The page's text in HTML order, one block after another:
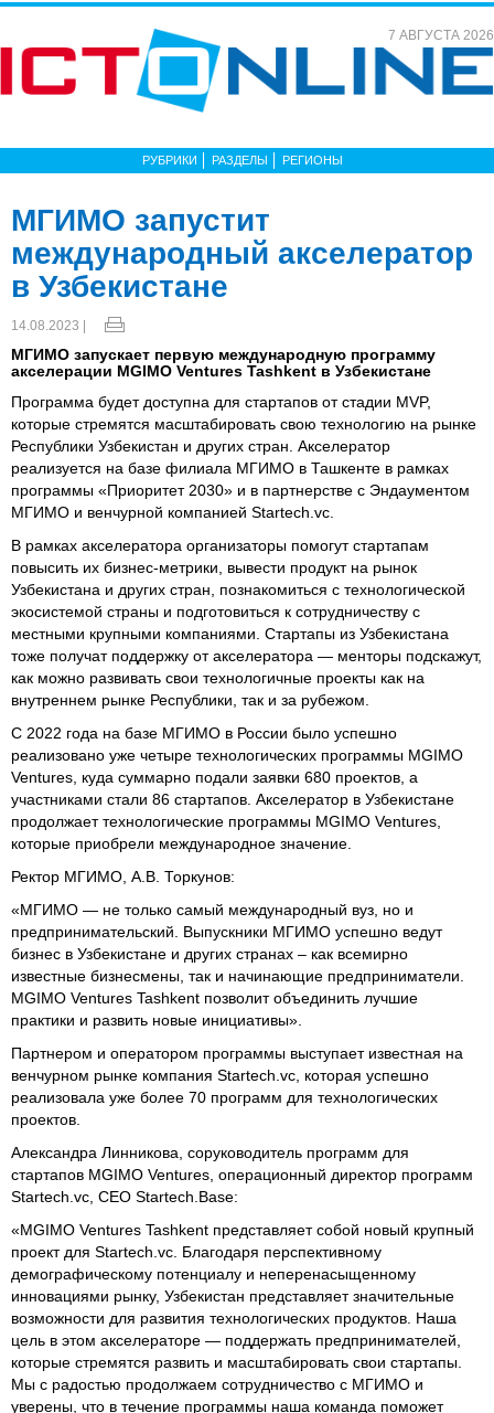
7 АВГУСТА 2026
РУБРИКИ РАЗДЕЛЫ РЕГИОНЫ
МГИМО запустит
международный акселератор
в Узбекистане
14.08.2023 |
МГИМО запускает первую международную программу
акселерации MGIMO Ventures Tashkent в Узбекистане
Программа будет доступна для стартапов от стадии MVP,
которые стремятся масштабировать свою технологию на рынке
Республики Узбекистан и других стран. Акселератор
реализуется на базе филиала МГИМО в Ташкенте в рамках
программы «Приоритет 2030» и в партнерстве с Эндаументом
МГИМО и венчурной компанией Startech.vc.
В рамках акселератора организаторы помогут стартапам
повысить их бизнес-метрики, вывести продукт на рынок
Узбекистана и других стран, познакомиться с технологической
экосистемой страны и подготовиться к сотрудничеству с
местными крупными компаниями. Стартапы из Узбекистана
тоже получат поддержку от акселератора — менторы подскажут,
как можно развивать свои технологичные проекты как на
внутреннем рынке Республики, так и за рубежом.
С 2022 года на базе МГИМО в России было успешно
реализовано уже четыре технологических программы MGIMO
Ventures, куда суммарно подали заявки 680 проектов, а
участниками стали 86 стартапов. Акселератор в Узбекистане
продолжает технологические программы MGIMO Ventures,
которые приобрели международное значение.
Ректор МГИМО, А.В. Торкунов:
«МГИМО — не только самый международный вуз, но и
предпринимательский. Выпускники МГИМО успешно ведут
бизнес в Узбекистане и других странах – как всемирно
известные бизнесмены, так и начинающие предприниматели.
MGIMO Ventures Tashkent позволит объединить лучшие
практики и развить новые инициативы».
Партнером и оператором программы выступает известная на
венчурном рынке компания Startech.vc, которая успешно
реализовала уже более 70 программ для технологических
проектов.
Александра Линникова, соруководитель программ для
стартапов MGIMO Ventures, операционный директор программ
Startech.vc, CEO Startech.Base:
«MGIMO Ventures Tashkent представляет собой новый крупный
проект для Startech.vc. Благодаря перспективному
демографическому потенциалу и неперенасыщенному
инновациями рынку, Узбекистан представляет значительные
возможности для развития технологических продуктов. Наша
цель в этом акселераторе — поддержать предпринимателей,
которые стремятся развить и масштабировать свои стартапы.
Мы с радостью продолжаем сотрудничество с МГИМО и
уверены, что в течение программы наша команда поможет